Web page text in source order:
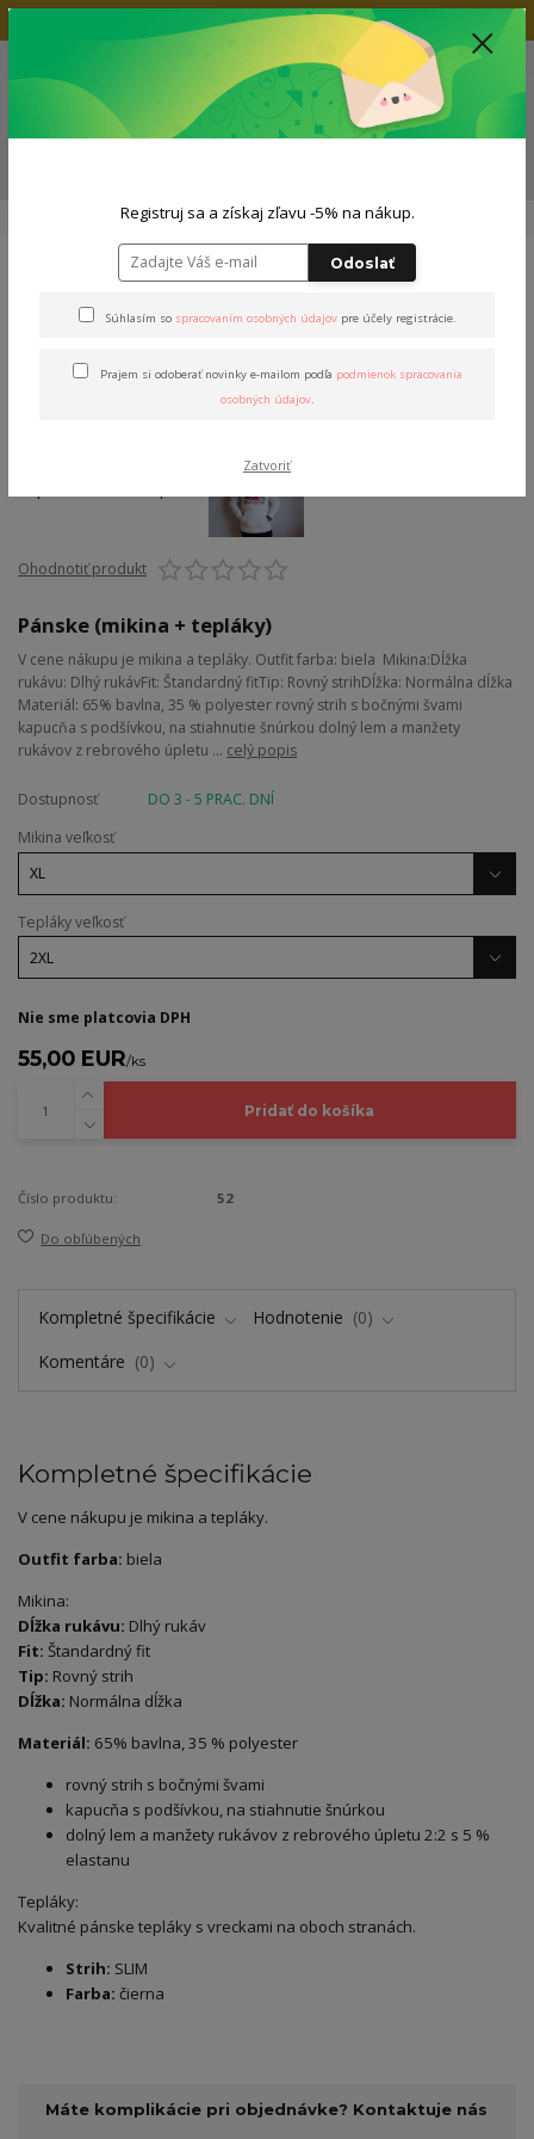
Doprava zadarmo nad 80€
0
0,00 EUR
Pánsky outfit Outfit "Stašák&Košč"
Outfit "Stašák&Košč"
Ohodnotiť produkt
Pánske (mikina + tepláky)
V cene nákupu je mikina a tepláky. Outfit farba: biela Mikina:Dĺžka
rukávu: Dlhý rukávFit: Štandardný fitTip: Rovný strihDĺžka: Normálna dĺžka
Materiál: 65% bavlna, 35 % polyester rovný strih s bočnými švami
kapucňa s podšívkou, na stiahnutie šnúrkou dolný lem a manžety
rukávov z rebrového úpletu ... celý popis
Dostupnosť
DO 3 - 5 PRAC. DNÍ
Mikina veľkosť
Tepláky veľkosť
Nie sme platcovia DPH
55,00 EUR/ks
Pridať do košíka
Číslo produktu: 52
Do obľúbených
Kompletné špecifikácie Hodnotenie
0
Komentáre
0
Kompletné špecifikácie
V cene nákupu je mikina a tepláky.
Outfit farba: biela
Mikina:
Dĺžka rukávu: Dlhý rukáv
Fit: Štandardný fit
Tip: Rovný strih
Dĺžka: Normálna dĺžka
Materiál: 65% bavlna, 35 % polyester
rovný strih s bočnými švami
kapucňa s podšívkou, na stiahnutie šnúrkou
dolný lem a manžety rukávov z rebrového úpletu 2:2 s 5 %
elastanu
Tepláky:
Kvalitné pánske tepláky s vreckami na oboch stranách.
Strih: SLIM
Farba: čierna
Máte komplikácie pri objednávke? Kontaktuje nás
Registruj sa a získaj zľavu -5% na nákup.
Odoslať
Súhlasím so spracovaním osobných údajovpre účely registrácie.
Prajem si odoberať novinky e-mailom podľa podmienok spracovania
osobných údajov.
Zatvoriť